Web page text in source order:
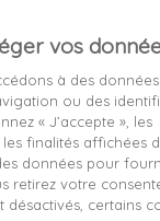
Services
Livraison
Echange
Paiement
vos
à des données
ou des
« J’accepte », les
finalités affichées
données pour
retirez votre
désactivés, certains